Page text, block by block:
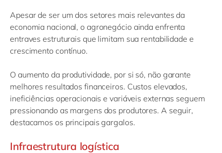
Apesar de ser um dos setores mais relevantes da
economia nacional, o agronegócio ainda enfrenta
entraves estruturais que limitam sua rentabilidade e
crescimento contínuo.
O aumento da produtividade, por si só, não garante
melhores resultados financeiros. Custos elevados,
ineficiências operacionais e variáveis externas seguem
pressionando as margens dos produtores. A seguir,
destacamos os principais gargalos.
Infraestrutura logística